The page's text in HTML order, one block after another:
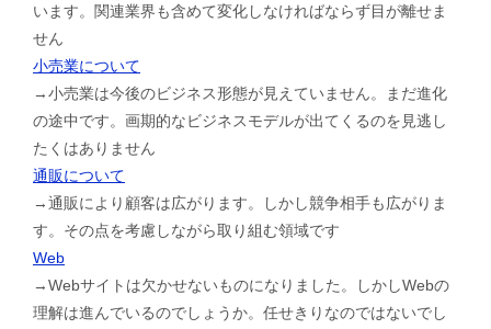
います。関連業界も含めて変化しなければならず目が離せま
せん
小売業について
→小売業は今後のビジネス形態が見えていません。まだ進化
の途中です。画期的なビジネスモデルが出てくるのを見逃し
たくはありません
通販について
→通販により顧客は広がります。しかし競争相手も広がりま
す。その点を考慮しながら取り組む領域です
Web
→Webサイトは欠かせないものになりました。しかしWebの
理解は進んでいるのでしょうか。任せきりなのではないでし